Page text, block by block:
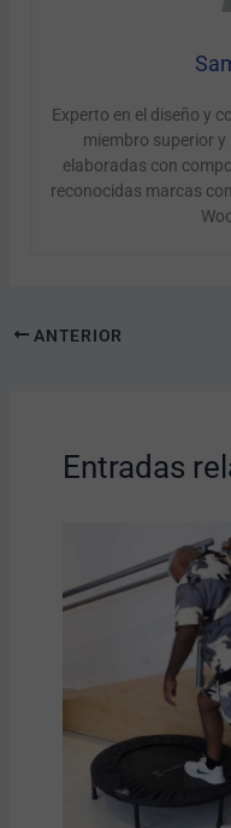
Experto en el diseño y
miembro superior
elaboradas con
reconocidas marcas
ANTERIOR
Entradas